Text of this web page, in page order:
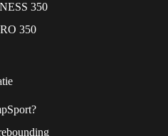
350
350